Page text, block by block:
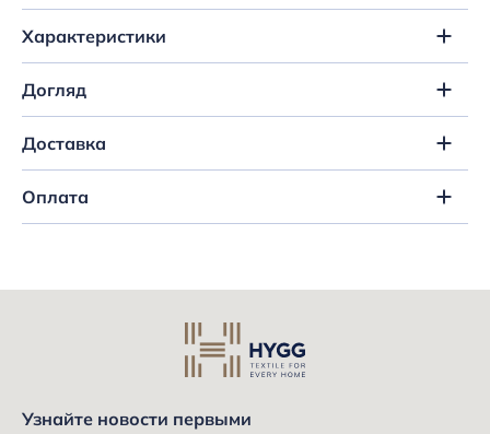
Характеристики
Догляд
Доставка
Оплата
Узнайте новости первыми